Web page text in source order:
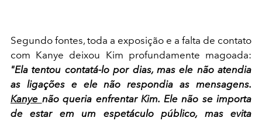
Segundo fontes, toda a exposição e a falta de contato
com Kanye deixou Kim profundamente magoada:
"Ela tentou contatá-lo por dias, mas ele não atendia
as ligações e ele não respondia as mensagens.
Kanye não queria enfrentar Kim. Ele não se importa
de estar em um espetáculo público, mas evita